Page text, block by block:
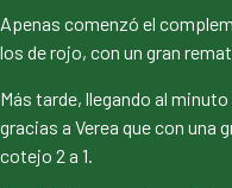
Apenas comenzó el
los de rojo, con un gran
Más tarde, llegando al
gracias a Verea que con una
cotejo 2 a 1.